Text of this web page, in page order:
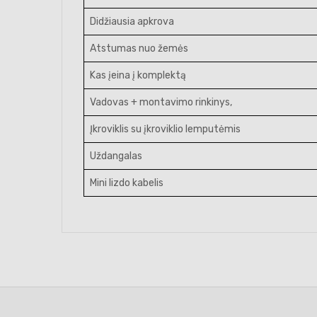
Didžiausia apkrova
Atstumas nuo žemės
Kas įeina į komplektą
Vadovas + montavimo rinkinys,
Įkroviklis su įkroviklio lemputėmis
Uždangalas
Mini lizdo kabelis